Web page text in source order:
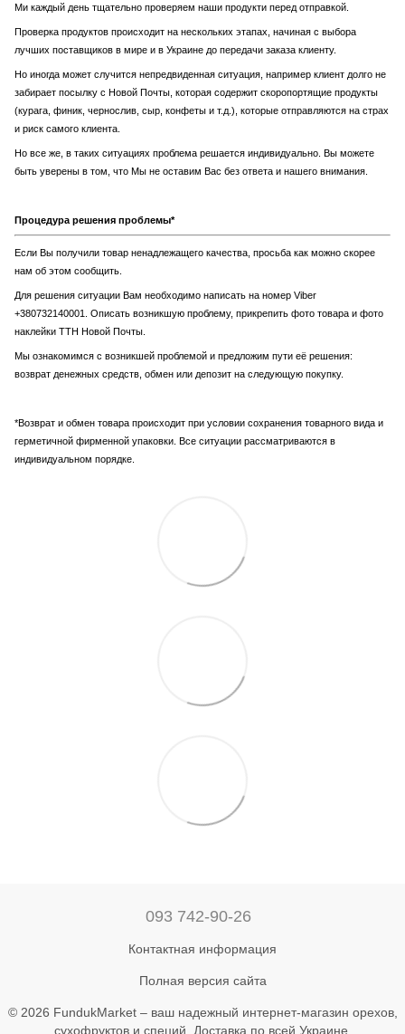
Ми каждый день тщательно проверяем наши продукти перед отправкой.
Проверка продуктов происходит на нескольких этапах, начиная с выбора
лучших поставщиков в мире и в Украине до передачи заказа клиенту.
Но иногда может случится непредвиденная ситуация, например клиент долго не
забирает посылку с Новой Почты, которая содержит скоропортящие продукты
(курага, финик, чернослив, сыр, конфеты и т.д.), которые отправляются на страх
и риск самого клиента.
Но все же, в таких ситуациях проблема решается индивидуально. Вы можете
быть уверены в том, что Мы не оставим Вас без ответа и нашего внимания.
Процедура решения проблемы*
Если Вы получили товар ненадлежащего качества, просьба как можно скорее
нам об этом сообщить.
Для решения ситуации Вам необходимо написать на номер Viber
+380732140001. Описать возникшую проблему, прикрепить фото товара и фото
наклейки ТТН Новой Почты.
Мы ознакомимся с возникшей проблемой и предложим пути её решения:
возврат денежных средств, обмен или депозит на следующую покупку.
*Возврат и обмен товара происходит при условии сохранения товарного вида и
герметичной фирменной упаковки. Все ситуации рассматриваются в
индивидуальном порядке.
093 742-90-26
Контактная информация
Полная версия сайта
© 2026 FundukMarket – ваш надежный интернет-магазин орехов,
сухофруктов и специй. Доставка по всей Украине.